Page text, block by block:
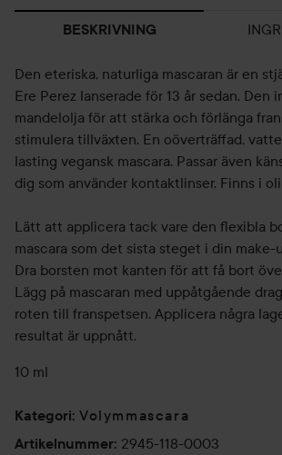
BESKRIVNING
Den eteriska, naturliga mascaran är en
Ere Perez lanserade för 13 år sedan. Den
mandelolja för att stärka och förlänga
stimulera tillväxten. En oöverträffad,
lasting vegansk mascara. Passar även
dig som använder kontaktlinser. Finns i
Lätt att applicera tack vare den flexibla
mascara som det sista steget i din make-
Dra borsten mot kanten för att få bort
Lägg på mascaran med uppåtgående
roten till franspetsen. Applicera några
resultat är uppnått.
10 ml
Kategori: Volymmascara
Artikelnummer: 2945-118-0003